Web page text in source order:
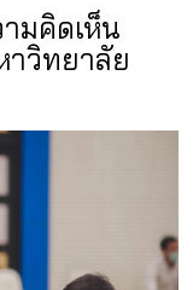
มคิดเห็น
าวิทยาลัย